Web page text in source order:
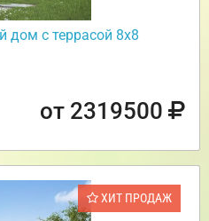
с террасой 8х8
от 2319500
ХИТ ПРОДАЖ